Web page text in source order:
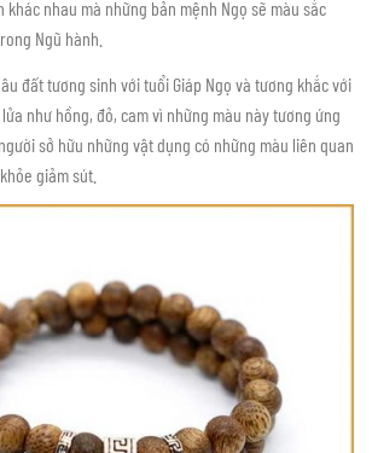
khác nhau mà những bản mệnh Ngọ sẽ màu sắc
Ngũ hành.
đất tương sinh với tuổi Giáp Ngọ và tương khắc với
như hồng, đỏ, cam vì những màu này tương ứng
sở hữu những vật dụng có những màu liên quan
giảm sút.